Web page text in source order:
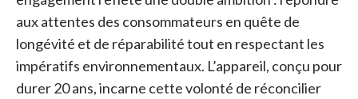
aux attentes des consommateurs en quête de
longévité et de réparabilité tout en respectant les
impératifs environnementaux. L’appareil, conçu pour
durer 20 ans, incarne cette volonté de réconcilier